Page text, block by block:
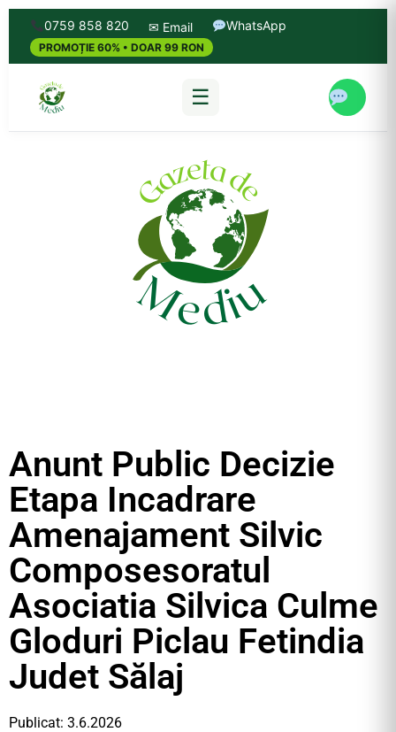
0759 858 820 ✉ Email WhatsApp
PROMOȚIE 60% • DOAR 99 RON
☰
Anunt Public Decizie
Etapa Incadrare
Amenajament Silvic
Composesoratul
Asociatia Silvica Culme
Gloduri Piclau Fetindia
Judet Sălaj
Publicat: 3.6.2026